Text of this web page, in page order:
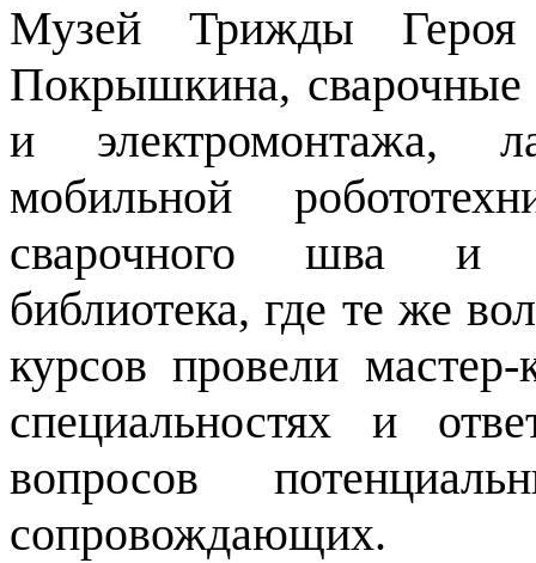
Музей Трижды
Покрышкина, сварочные
и электромонтажа,
мобильной
сварочного шва и
библиотека, где те же
курсов провели
специальностях и
вопросов
сопровождающих.